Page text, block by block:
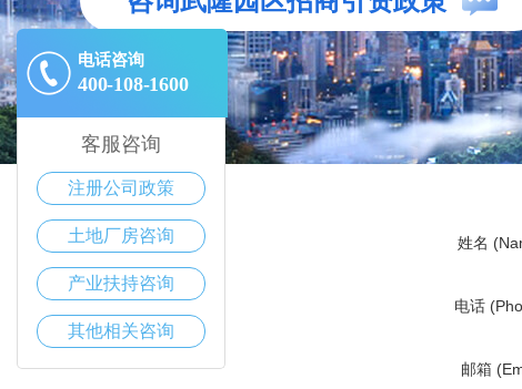
姓名
电话
邮箱
电话咨询
400-108-1600
客服咨询
注册公司政策
土地厂房咨询
产业扶持咨询
其他相关咨询